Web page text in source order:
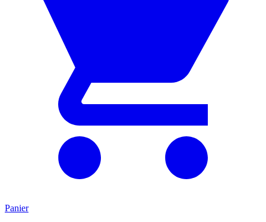
Panier